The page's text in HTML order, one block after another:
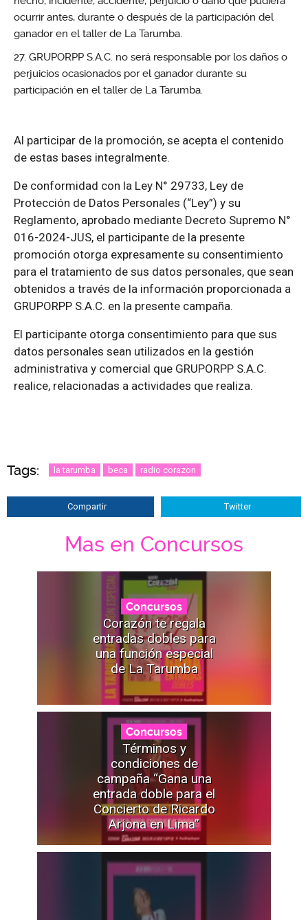
ocurrir antes, durante o después de la participación del
ganador en el taller de La Tarumba.
GRUPORPP S.A.C. no será responsable por los daños o
perjuicios ocasionados por el ganador durante su
participación en el taller de La Tarumba.
Al participar de la promoción, se acepta el contenido
de estas bases integralmente.
De conformidad con la Ley N° 29733, Ley de
Protección de Datos Personales (“Ley”) y su
Reglamento, aprobado mediante Decreto Supremo N°
016-2024-JUS, el participante de la presente
promoción otorga expresamente su consentimiento
para el tratamiento de sus datos personales, que sean
obtenidos a través de la información proporcionada a
GRUPORPP S.A.C. en la presente campaña.
El participante otorga consentimiento para que sus
datos personales sean utilizados en la gestión
administrativa y comercial que GRUPORPP S.A.C.
realice, relacionadas a actividades que realiza.
Tags: la tarumba beca radio corazon
Compartir Twitter
Mas en Concursos
Concursos
Corazón te regala
entradas dobles para
una función especial
de La Tarumba
Concursos
Términos y
condiciones de
campaña “Gana una
entrada doble para el
Concierto de Ricardo
Arjona en Lima”